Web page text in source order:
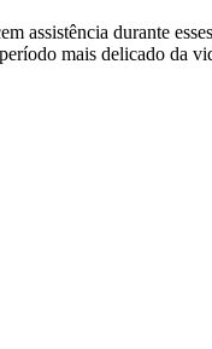
assistência durante
mais delicado da